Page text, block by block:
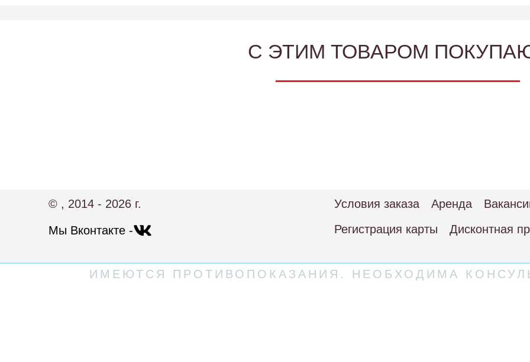
C ЭТИМ ТОВАРОМ
© , 2014 - 2026 г.
Мы Вконтакте -
Условия заказа Аренда
Регистрация карты
Дисконтная
ИМЕЮТСЯ ПРОТИВОПОКАЗАНИЯ. НЕОБХОДИМА